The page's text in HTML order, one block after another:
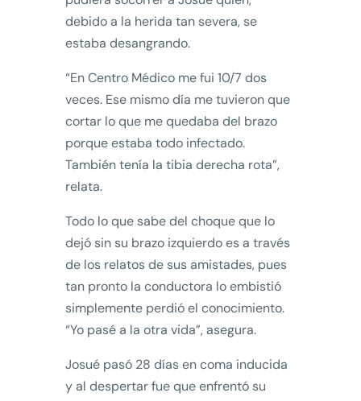
debido a la herida tan severa, se
estaba desangrando.
“En Centro Médico me fui 10/7 dos
veces. Ese mismo día me tuvieron que
cortar lo que me quedaba del brazo
porque estaba todo infectado.
También tenía la tibia derecha rota”,
relata.
Todo lo que sabe del choque que lo
dejó sin su brazo izquierdo es a través
de los relatos de sus amistades, pues
tan pronto la conductora lo embistió
simplemente perdió el conocimiento.
“Yo pasé a la otra vida”, asegura.
Josué pasó 28 días en coma inducida
y al despertar fue que enfrentó su